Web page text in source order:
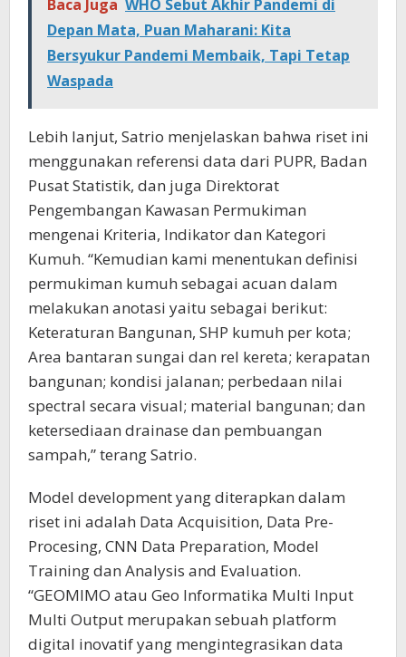
Baca Juga WHO Sebut Akhir Pandemi di
Depan Mata, Puan Maharani: Kita
Bersyukur Pandemi Membaik, Tapi Tetap
Waspada
Lebih lanjut, Satrio menjelaskan bahwa riset ini
menggunakan referensi data dari PUPR, Badan
Pusat Statistik, dan juga Direktorat
Pengembangan Kawasan Permukiman
mengenai Kriteria, Indikator dan Kategori
Kumuh. “Kemudian kami menentukan definisi
permukiman kumuh sebagai acuan dalam
melakukan anotasi yaitu sebagai berikut:
Keteraturan Bangunan, SHP kumuh per kota;
Area bantaran sungai dan rel kereta; kerapatan
bangunan; kondisi jalanan; perbedaan nilai
spectral secara visual; material bangunan; dan
ketersediaan drainase dan pembuangan
sampah,” terang Satrio.
Model development yang diterapkan dalam
riset ini adalah Data Acquisition, Data Pre-
Procesing, CNN Data Preparation, Model
Training dan Analysis and Evaluation.
“GEOMIMO atau Geo Informatika Multi Input
Multi Output merupakan sebuah platform
digital inovatif yang mengintegrasikan data